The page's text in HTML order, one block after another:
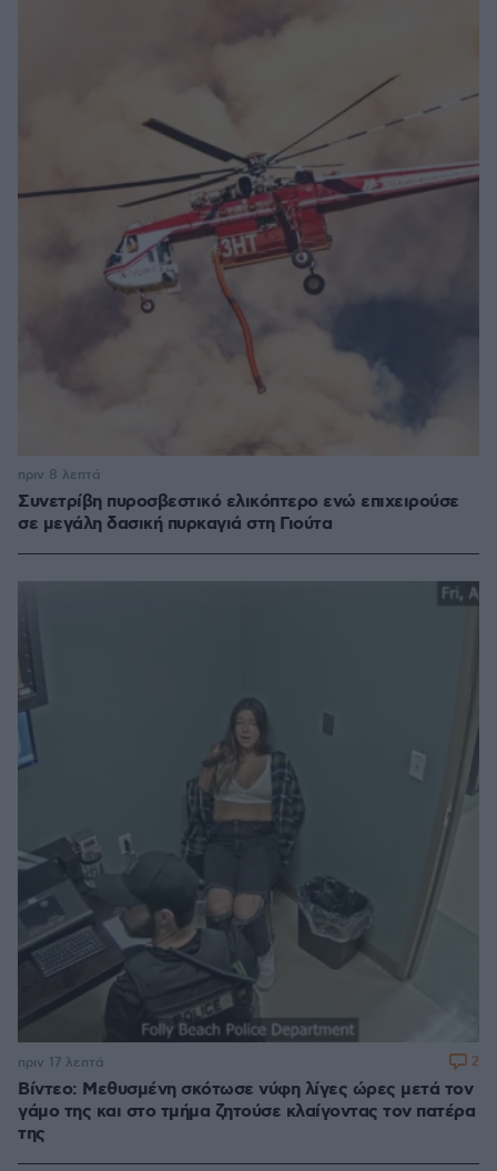
Συνετρίβη πυροσβεστικό ελικόπτερο ενώ επιχειρούσε
σε μεγάλη δασική πυρκαγιά στη Γιούτα
πριν 8 λεπτά
Βίντεο: Μεθυσμένη σκότωσε νύφη λίγες ώρες μετά τον
γάμο της και στο τμήμα ζητούσε κλαίγοντας τον πατέρα
της
πριν 17 λεπτά 2